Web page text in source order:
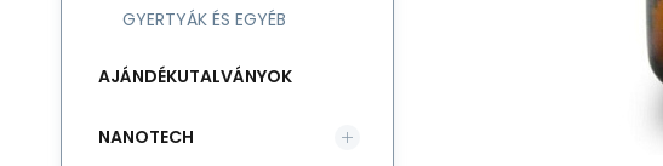
GYERTYÁK ÉS EGYÉB
AJÁNDÉKUTALVÁNYOK
NANOTECH